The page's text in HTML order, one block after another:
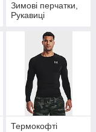
Зимові перчатки,
Рукавиці
Термокофті